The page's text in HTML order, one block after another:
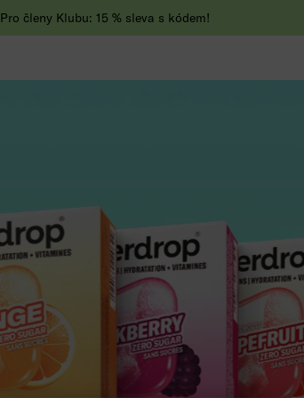
Pro členy Klubu: 15 % sleva s kódem!